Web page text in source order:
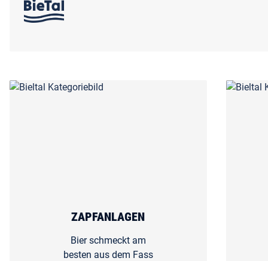
ZAPFANLAGEN
Bier schmeckt am
besten aus dem Fass